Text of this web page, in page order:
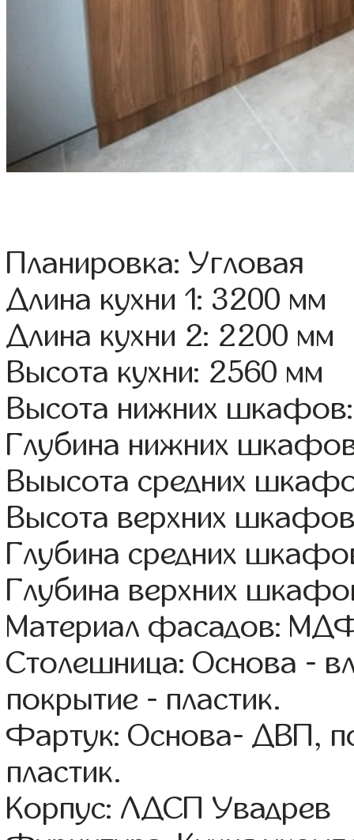
Планировка: Угловая
Длина кухни 1: 3200 мм
Длина кухни 2: 2200 мм
Высота кухни: 2560 мм
Высота нижних
Глубина нижних
Выысота средних
Высота верхних
Глубина средних
Глубина верхних
Материал фасадов:
Столешница: Основа -
покрытие - пластик.
Фартук: Основа- ДВП,
пластик.
Корпус: ЛДСП Увадрев